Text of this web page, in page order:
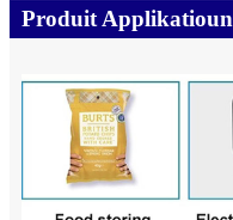
Produit Applikatioun